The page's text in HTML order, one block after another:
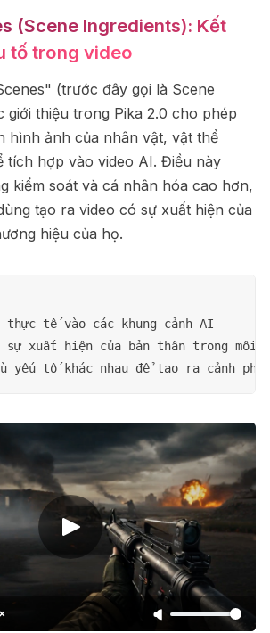
(Scene Ingredients): Kết
tố trong video
(trước đây gọi là Scene
giới thiệu trong Pika 2.0 cho phép
hình ảnh của nhân vật, vật thể
tích hợp vào video AI. Điều này
kiểm soát và cá nhân hóa cao hơn,
tạo ra video có sự xuất hiện của
hiệu của họ.
thực tế vào các khung cảnh AI
sự xuất hiện của bản thân trong môi